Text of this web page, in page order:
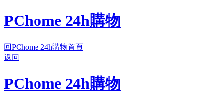
PChome 24h購物
回PChome 24h購物首頁
返回
PChome 24h購物